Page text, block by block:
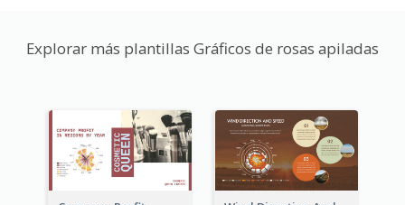
Explorar más plantillas Gráficos de rosas apiladas